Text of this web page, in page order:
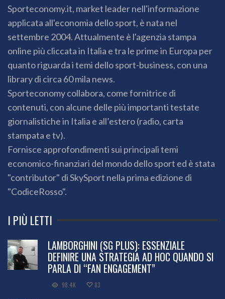
Sporteconomy.it, market leader nell'informazione
applicata all'economia dello sport, è nata nel
settembre 2004. Attualmente è l'agenzia stampa
online più cliccata in Italia e tra le prime in Europa per
quanto riguarda i temi dello sport-business, con una
library di circa 60 mila news.
Sporteconomy collabora, come fornitrice di
contenuti, con alcune delle più importanti testate
giornalistiche in Italia e all’estero (radio, carta
stampata e tv).
Fornisce approfondimenti sui principali temi
economico-finanziari del mondo dello sport ed è stata
"contributor" di SkySport nella prima edizione di
"CodiceRosso".
I PIÙ LETTI
LAMBORGHINI (SG PLUS): ESSENZIALE
DEFINIRE UNA STRATEGIA AD HOC QUANDO SI
PARLA DI “FAN ENGAGEMENT”
98.4K 83